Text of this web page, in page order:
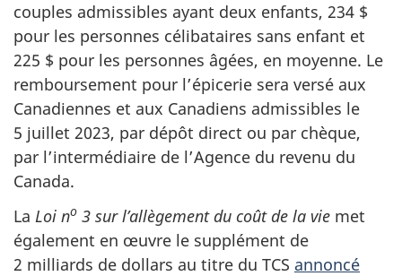
couples admissibles ayant deux enfants, 234 $
pour les personnes célibataires sans enfant et
225 $ pour les personnes âgées, en moyenne. Le
remboursement pour l’épicerie sera versé aux
Canadiennes et aux Canadiens admissibles le
5 juillet 2023, par dépôt direct ou par chèque,
par l’intermédiaire de l’Agence du revenu du
Canada.
La Loi no 3 sur l’allègement du coût de la vie met
également en œuvre le supplément de
2 milliards de dollars au titre du TCS annoncé